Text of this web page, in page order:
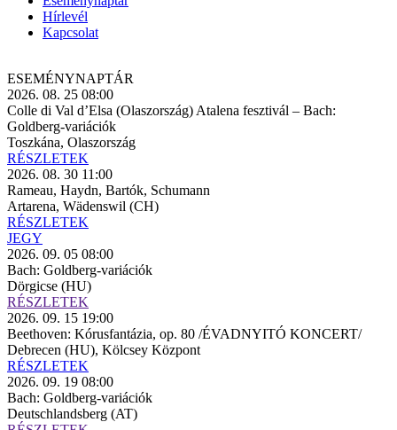
Hírlevél
Kapcsolat
ESEMÉNY­NAPTÁR
2026. 08. 25 08:00
Colle di Val d’Elsa (Olaszország) Atalena fesztivál – Bach:
Goldberg-variációk
Toszkána, Olaszország
RÉSZLETEK
2026. 08. 30 11:00
Rameau, Haydn, Bartók, Schumann
Artarena, Wädenswil (CH)
RÉSZLETEK
JEGY
2026. 09. 05 08:00
Bach: Goldberg-variációk
Dörgicse (HU)
RÉSZLETEK
2026. 09. 15 19:00
Beethoven: Kórusfantázia, op. 80 /ÉVADNYITÓ KONCERT/
Debrecen (HU), Kölcsey Központ
RÉSZLETEK
2026. 09. 19 08:00
Bach: Goldberg-variációk
Deutschlandsberg (AT)